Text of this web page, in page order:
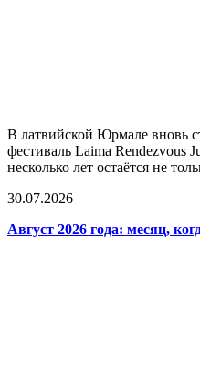
В латвийской Юрмале вновь
фестиваль Laima Rendezvous
несколько лет остаётся не
30.07.2026
Август 2026 года: месяц,